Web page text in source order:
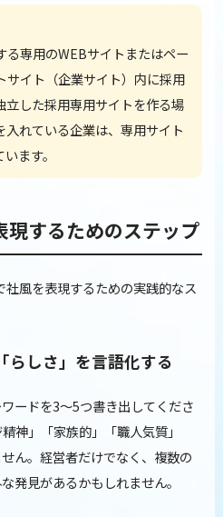
る専用のWEBサイトまたはペー
サイト（企業サイト）内に採用
立した採用専用サイトを作る場
れている企業は、専用サイト
ます。
現するためのステップ
風を表現するための実践的なス
らしさ」を言語化する
ードを3〜5つ書き出してくださ
神」「家族的」「職人気質」
ん。経営者だけでなく、複数の
発見があるかもしれません。